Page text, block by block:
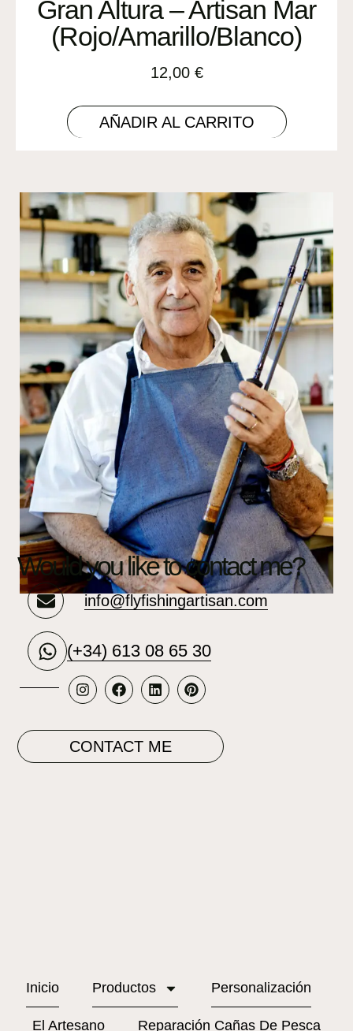
Gran Altura – Artisan Mar
(Rojo/Amarillo/Blanco)
12,00 €
AÑADIR AL CARRITO
Would you like to contact me?
info@flyfishingartisan.com
(+34) 613 08 65 30
CONTACT ME
Inicio Productos Personalización
El Artesano Reparación Cañas De Pesca